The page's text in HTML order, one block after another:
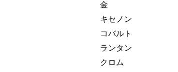
金
キセノン
コバルト
ランタン
クロム